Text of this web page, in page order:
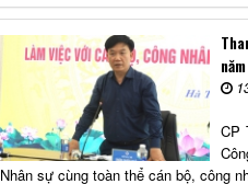
CP
Nhân sự cùng toàn thể cán bộ, công